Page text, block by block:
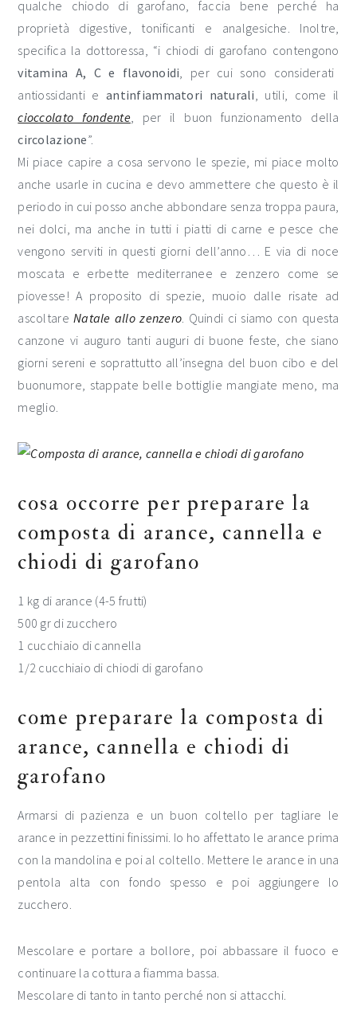
qualche chiodo di garofano, faccia bene perché ha
proprietà digestive, tonificanti e analgesiche. Inoltre,
specifica la dottoressa, “i chiodi di garofano contengono
vitamina A, C e flavonoidi , per cui sono considerati
antiossidanti eantinfiammatori naturali , utili, come il
cioccolato fondente, per il buon funzionamento della
circolazione”.
Mi piace capire a cosa servono le spezie, mi piace molto
anche usarle in cucina e devo ammettere che questo è il
periodo in cui posso anche abbondare senza troppa paura,
nei dolci, ma anche in tutti i piatti di carne e pesce che
vengono serviti in questi giorni dell’anno… E via di noce
moscata e erbette mediterranee e zenzero come se
piovesse! A proposito di spezie, muoio dalle risate ad
ascoltareNatale allo zenzero . Quindi ci siamo con questa
canzone vi auguro tanti auguri di buone feste, che siano
giorni sereni e soprattutto all’insegna del buon cibo e del
buonumore, stappate belle bottiglie mangiate meno, ma
meglio.
cosa occorre per preparare la
composta di arance, cannella e
chiodi di garofano
1 kg di arance (4-5 frutti)
500 gr di zucchero
1 cucchiaio di cannella
1/2 cucchiaio di chiodi di garofano
come preparare la composta di
arance, cannella e chiodi di
garofano
Armarsi di pazienza e un buon coltello per tagliare le
arance in pezzettini finissimi. Io ho affettato le arance prima
con la mandolina e poi al coltello. Mettere le arance in una
pentola alta con fondo spesso e poi aggiungere lo
zucchero.
Mescolare e portare a bollore, poi abbassare il fuoco e
continuare la cottura a fiamma bassa.
Mescolare di tanto in tanto perché non si attacchi.